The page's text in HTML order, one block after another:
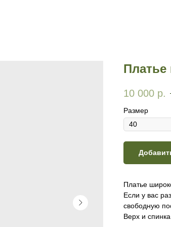
Платье
10 000 р.
Размер
Платье
Если у вас
свободную
Верх и